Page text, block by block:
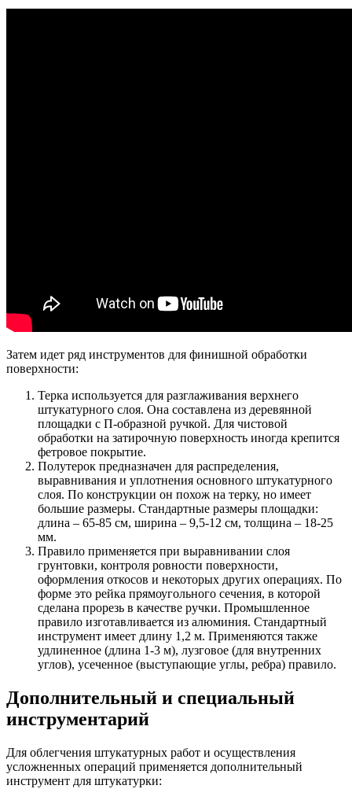
Затем идет ряд инструментов для финишной обработки
поверхности:
Терка используется для разглаживания верхнего
штукатурного слоя. Она составлена из деревянной
площадки с П-образной ручкой. Для чистовой
обработки на затирочную поверхность иногда крепится
фетровое покрытие.
Полутерок предназначен для распределения,
выравнивания и уплотнения основного штукатурного
слоя. По конструкции он похож на терку, но имеет
большие размеры. Стандартные размеры площадки:
длина – 65-85 см, ширина – 9,5-12 см, толщина – 18-25
мм.
Правило применяется при выравнивании слоя
грунтовки, контроля ровности поверхности,
оформления откосов и некоторых других операциях. По
форме это рейка прямоугольного сечения, в которой
сделана прорезь в качестве ручки. Промышленное
правило изготавливается из алюминия. Стандартный
инструмент имеет длину 1,2 м. Применяются также
удлиненное (длина 1-3 м), лузговое (для внутренних
углов), усеченное (выступающие углы, ребра) правило.
Дополнительный и специальный
инструментарий
Для облегчения штукатурных работ и осуществления
усложненных операций применяется дополнительный
инструмент для штукатурки: